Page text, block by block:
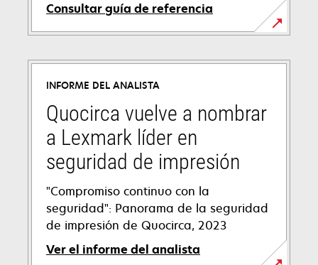
Consultar guía de referencia
se
abre
una
pestaña
nueva
INFORME DEL ANALISTA
Quocirca vuelve a nombrar
a Lexmark líder en
seguridad de impresión
"Compromiso continuo con la
seguridad": Panorama de la seguridad
de impresión de Quocirca, 2023
Ver el informe del analista